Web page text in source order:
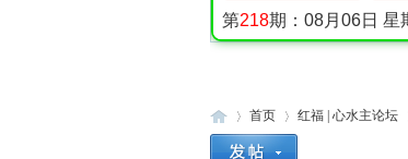
首页 红福 | 心水主论坛